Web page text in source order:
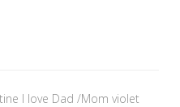
I love Dad /Mom violet